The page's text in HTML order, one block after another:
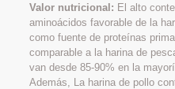
Valor nutricional: El alto
aminoácidos favorable de la
como fuente de proteínas
comparable a la harina de
van desde 85-90% en la
Además, La harina de pollo